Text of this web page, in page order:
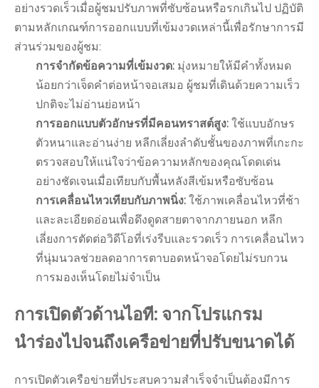
อย่างรวดเร็วเมื่อผู้ชมปรับภาพที่ซับซ้อนหรือรกเกินไป ปฏิบัติ
ตามหลักเกณฑ์การออกแบบที่เข้มงวดเหล่านี้เพื่อรักษาการมี
ส่วนร่วมของผู้ชม:
การจำกัดข้อความที่เข้มงวด: มุ่งหมายให้มีคำทั้งหมด
น้อยกว่าเจ็ดคำต่อหน้าจอเสมอ ผู้ชมที่เดินด้วยความเร็ว
ปกติจะไม่อ่านย่อหน้า
การออกแบบตัวอักษรที่มีคอนทราสต์สูง: ใช้แบบอักษร
ตัวหนาและอ่านง่าย หลีกเลี่ยงลำดับชั้นของภาพที่เกะกะ
ตรวจสอบให้แน่ใจว่าข้อความหลักของคุณโดดเด่น
อย่างชัดเจนเมื่อเทียบกับพื้นหลังสีเข้มหรือซับซ้อน
การเคลื่อนไหวเทียบกับภาพนิ่ง: ใช้ภาพเคลื่อนไหวที่ช้า
และละเอียดอ่อนเพื่อดึงดูดสายตาจากภายนอก หลีก
เลี่ยงการตัดต่อวิดีโอที่เร่งรีบและรวดเร็ว การเคลื่อนไหว
ที่นุ่มนวลช่วยลดอาการตาบอดหน้าจอโดยไม่รบกวน
การมองเห็นโดยไม่จำเป็น
การเปิดตัวด้านไอที: จากโปรแกรม
นำร่องไปจนถึงเครือข่ายที่ปรับขนาดได้
การเปิดตัวเครือข่ายที่ประสบความสำเร็จจำเป็นต้องมีการ